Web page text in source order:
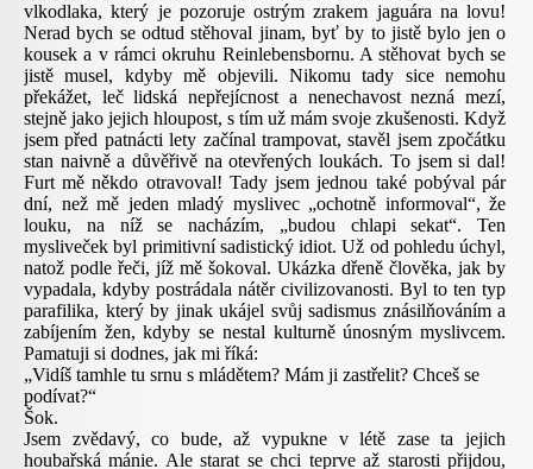
vlkodlaka, který je pozoruje ostrým zrakem jaguára na lovu!
Nerad bych se odtud stěhoval jinam, byť by to jistě bylo jen o
kousek a v rámci okruhu Reinlebensbornu. A stěhovat bych se
jistě musel, kdyby mě objevili. Nikomu tady sice nemohu
překážet, leč lidská nepřejícnost a nenechavost nezná mezí,
stejně jako jejich hloupost, s tím už mám svoje zkušenosti. Když
jsem před patnácti lety začínal trampovat, stavěl jsem zpočátku
stan naivně a důvěřivě na otevřených loukách. To jsem si dal!
Furt mě někdo otravoval! Tady jsem jednou také pobýval pár
dní, než mě jeden mladý myslivec „ochotně informoval“, že
louku, na níž se nacházím, „budou chlapi sekat“. Ten
mysliveček byl primitivní sadistický idiot. Už od pohledu úchyl,
natož podle řeči, jíž mě šokoval. Ukázka dřeně člověka, jak by
vypadala, kdyby postrádala nátěr civilizovanosti. Byl to ten typ
parafilika, který by jinak ukájel svůj sadismus znásilňováním a
zabíjením žen, kdyby se nestal kulturně únosným myslivcem.
Pamatuji si dodnes, jak mi říká:
„Vidíš tamhle tu srnu s mládětem? Mám ji zastřelit? Chceš se
podívat?“
Šok.
Jsem zvědavý, co bude, až vypukne v létě zase ta jejich
houbařská mánie. Ale starat se chci teprve až starosti přijdou,